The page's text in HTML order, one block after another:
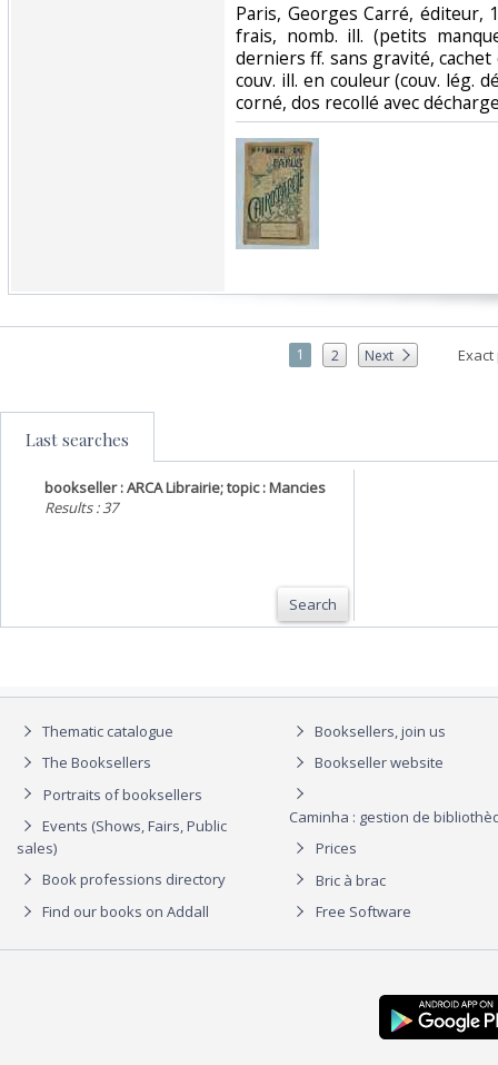
‎Paris, Georges Carré, éditeur,
frais, nomb. ill. (petits
derniers ff. sans gravité,
couv. ill. en couleur (couv. lég.
corné, dos recollé avec
1 2 Next
Last searches
bookseller : ARCA Librairie; topic : Mancies
Results : 37
Search
Thematic catalogue
The Booksellers
Portraits of booksellers
Events (Shows, Fairs, Public
sales)
Book professions directory
Find our books on Addall
Booksellers, join us
Bookseller website
Caminha : gestion de
Prices
Bric à brac
Free Software